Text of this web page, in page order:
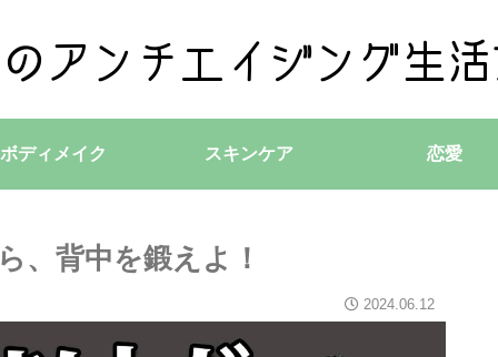
ボディメイク スキンケア 恋愛
、背中を鍛えよ！
2024.06.12